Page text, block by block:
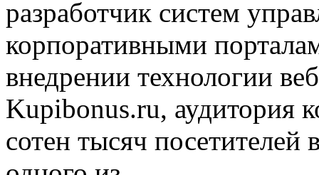
разработчик систем
корпоративными
внедрении технологии
Kupibonus.ru, аудитория
сотен тысяч